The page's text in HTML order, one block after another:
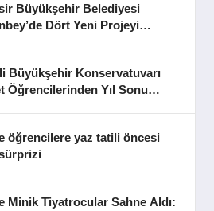
Büyükşehir Belediyesi
Dört Yeni Projeyi
Büyükşehir Konservatuvarı
Öğrencilerinden Yıl Sonu
öğrencilere yaz tatili öncesi
Minik Tiyatrocular Sahne Aldı: